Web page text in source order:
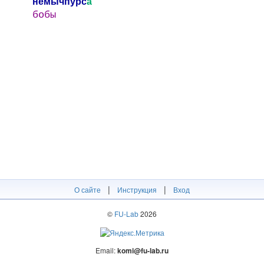
бобы
О сайте | Инструкция | Вход
© FU-Lab2026
Email:komi@fu-lab.ru